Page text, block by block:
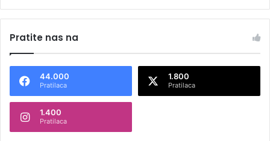
t
n
t
Pratite nas na
44.000
Pratilaca
1.800
Pratilaca
1.400
Pratilaca